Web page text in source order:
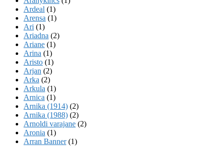
Ardeal (1)
Arensa (1)
Ari (1)
Ariadna (2)
Ariane (1)
Arina (1)
Aristo (1)
Arjan (2)
Arka (2)
Arkula (1)
Arnica (1)
Arnika (1914) (2)
Arnika (1988) (2)
Arnoldi varajane (2)
Aronia (1)
Arran Banner(1)